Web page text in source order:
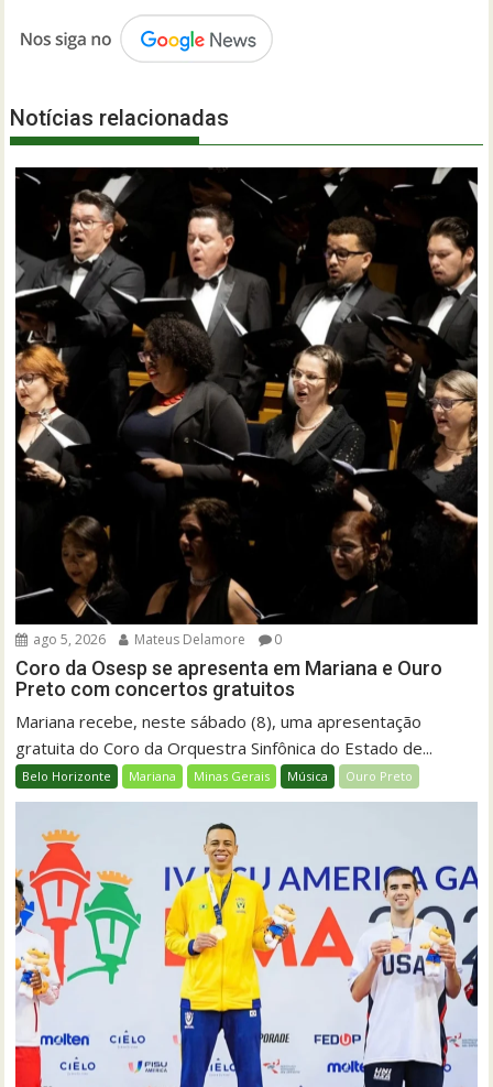
Notícias relacionadas
ago 5, 2026 Mateus Delamore 0
Coro da Osesp se apresenta em Mariana e Ouro
Preto com concertos gratuitos
Mariana recebe, neste sábado (8), uma apresentação
gratuita do Coro da Orquestra Sinfônica do Estado de...
Belo Horizonte Mariana Minas Gerais Música Ouro Preto